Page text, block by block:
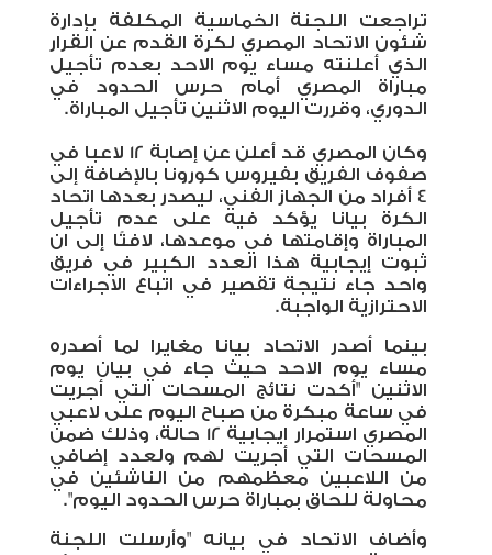
تراجعت اللجنة الخماسية المكلفة بإدارة
شئون الاتحاد المصري لكرة القدم عن القرار
الذي أعلنته مساء يوم الاحد بعدم تأجيل
مباراة المصري أمام حرس الحدود في
الدوري، وقررت اليوم الاثنين تأجيل المباراة.
وكان المصري قد أعلن عن إصابة 12 لاعبا في
صفوف الفريق بفيروس كورونا بالإضافة إلى
4 أفراد من الجهاز الفني، ليصدر بعدها اتحاد
الكرة بيانا يؤكد فيه على عدم تأجيل
المباراة وإقامتها في موعدها، لافتًا إلى ان
ثبوت إيجابية هذا العدد الكبير في فريق
واحد جاء نتيجة تقصير في اتباع الاجراءات
الاحترازية الواجبة.
بينما أصدر الاتحاد بيانا مغايرا لما أصدره
مساء يوم الاحد حيث جاء في بيان يوم
الاثنين "أكدت نتائج المسحات التي أجريت
في ساعة مبكرة من صباح اليوم على لاعبي
المصري استمرار ايجابية 12 حالة، وذلك ضمن
المسحات التي أجريت لهم ولعدد إضافي
من اللاعبين معظمهم من الناشئين في
محاولة للحاق بمباراة حرس الحدود اليوم".
وأضاف الاتحاد في بيانه "وأرسلت اللجنة